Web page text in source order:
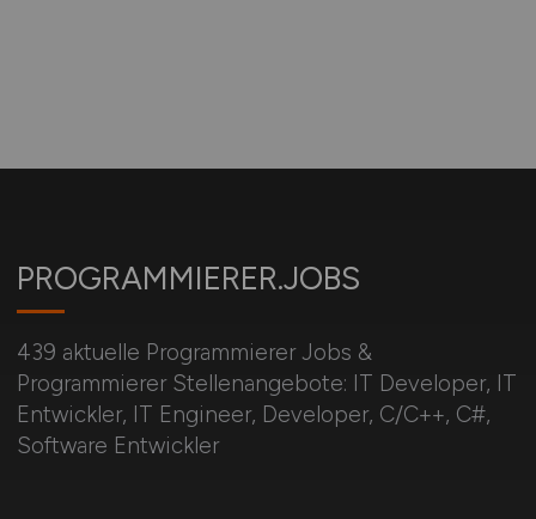
PROGRAMMIERER.JOBS
439 aktuelle Programmierer Jobs &
Programmierer Stellenangebote: IT Developer, IT
Entwickler, IT Engineer, Developer, C/C++, C#,
Software Entwickler